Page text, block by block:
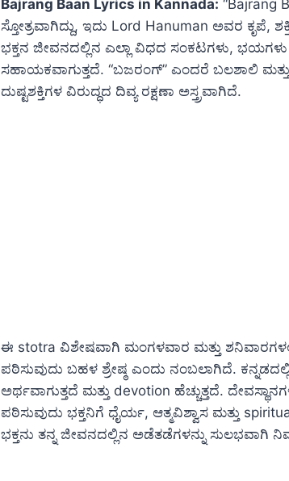
Bajrang Baan Lyrics in Kannada: “Bajrang
ಸ್ತೋತ್ರವಾಗಿದ್ದು, ಇದು Lord Hanuman ಅವರ ಕೃಪೆ,
ಭಕ್ತನ ಜೀವನದಲ್ಲಿನ ಎಲ್ಲಾ ವಿಧದ ಸಂಕಟಗಳು, ಭಯಗಳು
ಸಹಾಯಕವಾಗುತ್ತದೆ. “ಬಜರಂಗ್” ಎಂದರೆ ಬಲಶಾಲಿ ಮತ್ತು
ದುಷ್ಟಶಕ್ತಿಗಳ ವಿರುದ್ಧದ ದಿವ್ಯ ರಕ್ಷಣಾ ಅಸ್ತ್ರವಾಗಿದೆ.
ಈ stotra ವಿಶೇಷವಾಗಿ ಮಂಗಳವಾರ ಮತ್ತು
ಪಠಿಸುವುದು ಬಹಳ ಶ್ರೇಷ್ಠ ಎಂದು ನಂಬಲಾಗಿದೆ.
ಅರ್ಥವಾಗುತ್ತದೆ ಮತ್ತು devotion ಹೆಚ್ಚುತ್ತದೆ.
ಪಠಿಸುವುದು ಭಕ್ತನಿಗೆ ಧೈರ್ಯ, ಆತ್ಮವಿಶ್ವಾಸ ಮತ್ತು
ಭಕ್ತನು ತನ್ನ ಜೀವನದಲ್ಲಿನ ಅಡೆತಡೆಗಳನ್ನು ಸುಲಭವಾಗಿ